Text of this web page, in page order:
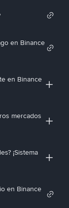
en Binance
en Binance
mercados
¡Sistema
en Binance